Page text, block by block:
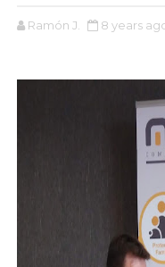
Ramón J. 8 years